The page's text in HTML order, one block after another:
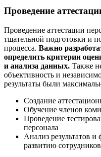
Проведение
Проведение аттестации
тщательной подготовки и
процесса. Важно
определить критерии
и анализа данных. Также
объективность и
результаты были
Создание
Обучение членов
Проведение
персонала
Анализ результатов
развитию сотрудников